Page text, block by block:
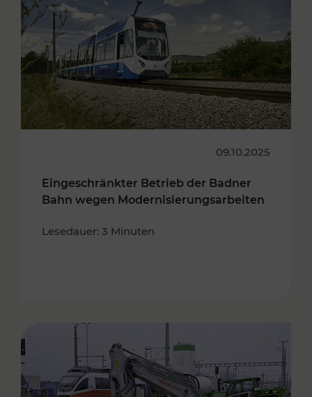
09.10.2025
Eingeschränkter Betrieb der Badner
Bahn wegen Modernisierungsarbeiten
Lesedauer: 3 Minuten